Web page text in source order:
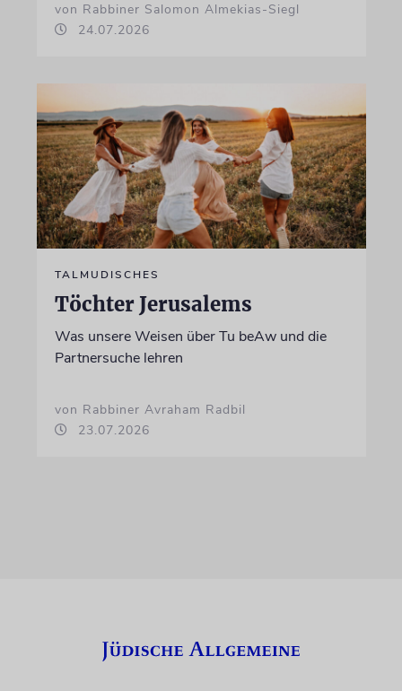
von Rabbiner Salomon Almekias-Siegl
24.07.2026
TALMUDISCHES
Töchter Jerusalems
Was unsere Weisen über Tu beAw und die
Partnersuche lehren
von Rabbiner Avraham Radbil
23.07.2026